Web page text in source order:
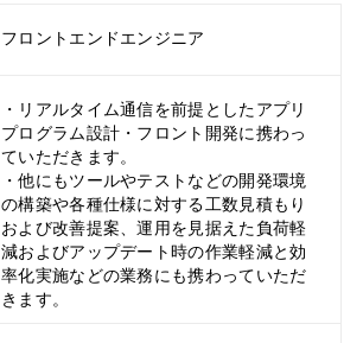
フロントエンドエンジニア
・リアルタイム通信を前提としたアプリ
プログラム設計・フロント開発に携わっ
ていただきます。
・他にもツールやテストなどの開発環境
の構築や各種仕様に対する工数見積もり
および改善提案、運用を見据えた負荷軽
減およびアップデート時の作業軽減と効
率化実施などの業務にも携わっていただ
きます。